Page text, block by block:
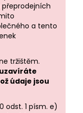
a tento
tržištěm.
údaje jsou
odst. 1 písm. e)